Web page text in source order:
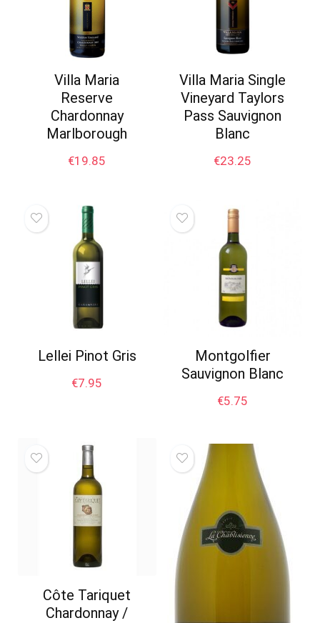
Villa Maria
Reserve
Chardonnay
Marlborough
€19.85
Villa Maria Single
Vineyard Taylors
Pass Sauvignon
Blanc
€23.25
Lellei Pinot Gris
€7.95
Montgolfier
Sauvignon Blanc
€5.75
Côte Tariquet
Chardonnay /